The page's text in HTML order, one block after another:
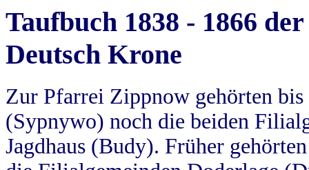
Taufbuch 1838 - 1866
Deutsch Krone
Zur Pfarrei Zippnow gehörten
(Sypnywo) noch die beiden
Jagdhaus (Budy). Früher